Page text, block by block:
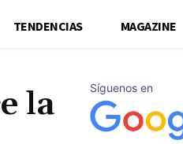
TENDENCIAS MAGAZINE
la
Síguenos en